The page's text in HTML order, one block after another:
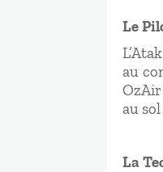
Le
au
au
La